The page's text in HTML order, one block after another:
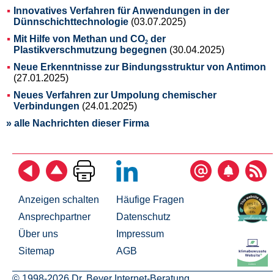
Innovatives Verfahren für Anwendungen in der
Dünnschichttechnologie (03.07.2025)
Mit Hilfe von Methan und CO2 der
Plastikverschmutzung begegnen (30.04.2025)
Neue Erkenntnisse zur Bindungsstruktur von Antimon
(27.01.2025)
Neues Verfahren zur Umpolung chemischer
Verbindungen (24.01.2025)
» alle Nachrichten dieser Firma
Anzeigen schalten
Ansprechpartner
Über uns
Sitemap
Häufige Fragen
Datenschutz
Impressum
AGB